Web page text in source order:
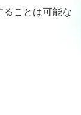
ことは可能な